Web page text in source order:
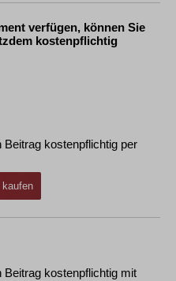
verfügen, können Sie
kostenpflichtig
kostenpflichtig per
kostenpflichtig mit